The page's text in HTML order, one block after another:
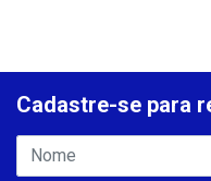
Cadastre-se para